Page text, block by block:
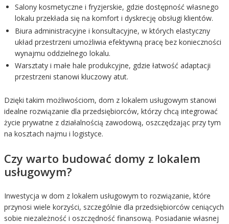
Salony kosmetyczne i fryzjerskie, gdzie dostępność własnego
lokalu przekłada się na komfort i dyskrecję obsługi klientów.
Biura administracyjne i konsultacyjne, w których elastyczny
układ przestrzeni umożliwia efektywną pracę bez konieczności
wynajmu oddzielnego lokalu.
Warsztaty i małe hale produkcyjne, gdzie łatwość adaptacji
przestrzeni stanowi kluczowy atut.
Dzięki takim możliwościom, dom z lokalem usługowym stanowi
idealne rozwiązanie dla przedsiębiorców, którzy chcą integrować
życie prywatne z działalnością zawodową, oszczędzając przy tym
na kosztach najmu i logistyce.
Czy warto budować domy z lokalem
usługowym?
Inwestycja w dom z lokalem usługowym to rozwiązanie, które
przynosi wiele korzyści, szczególnie dla przedsiębiorców ceniących
sobie niezależność i oszczędność finansową. Posiadanie własnej